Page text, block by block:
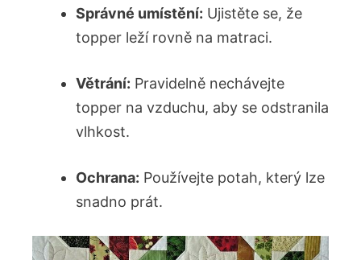
Správné umístění: Ujistěte se, že
topper leží rovně na matraci.
Větrání: Pravidelně nechávejte
topper na vzduchu, aby se odstranila
vlhkost.
Ochrana: Používejte potah, který lze
snadno prát.